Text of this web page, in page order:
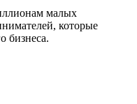
малых
которые
бизнеса.